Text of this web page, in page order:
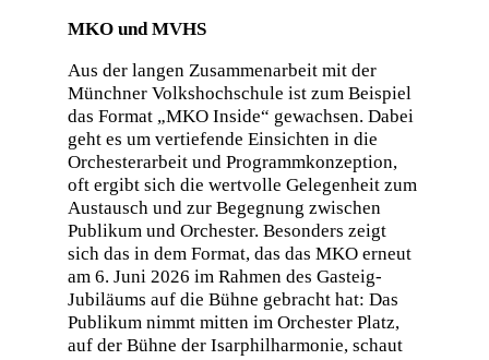
MKO und MVHS
Aus der langen Zusammenarbeit mit der
Münchner Volkshochschule ist zum Beispiel
das Format „MKO Inside“ gewachsen. Dabei
geht es um vertiefende Einsichten in die
Orchesterarbeit und Programmkonzeption,
oft ergibt sich die wertvolle Gelegenheit zum
Austausch und zur Begegnung zwischen
Publikum und Orchester. Besonders zeigt
sich das in dem Format, das das MKO erneut
am 6. Juni 2026 im Rahmen des Gasteig-
Jubiläums auf die Bühne gebracht hat: Das
Publikum nimmt mitten im Orchester Platz,
auf der Bühne der Isarphilharmonie, schaut